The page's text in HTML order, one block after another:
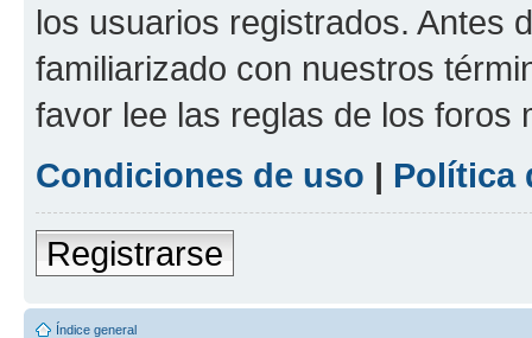
los usuarios registrados. Antes
familiarizado con nuestros
favor lee las reglas de los foros
Condiciones de uso | Política
Registrarse
Índice general